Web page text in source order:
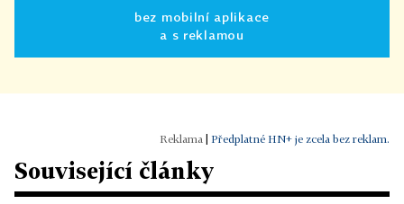
bez mobilní aplikace
a s reklamou
Předplatné HN+ je zcela bez reklam.
Související články